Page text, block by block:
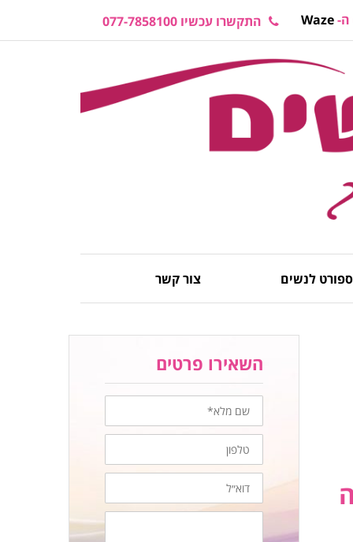
ה-Waze התקשרו עכשיו 077-7858100
ספורט לנשים צור קשר
השאירו פרטים
שם
מלא
טלפון
דוא״ל
הודעה